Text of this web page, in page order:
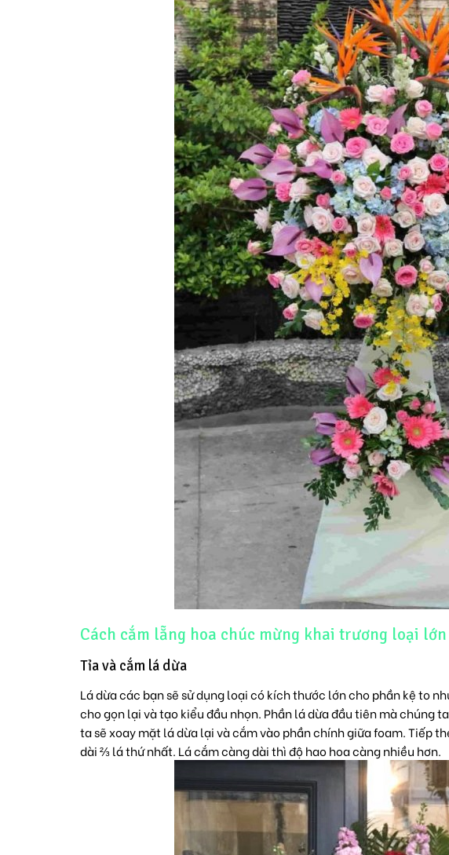
Cách cắm lẵng hoa chúc mừng khai trương loại lớn
Tỉa và cắm lá dừa
Lá dừa các bạn sẽ sử dụng loại có kích thước lớn cho phần kệ to
cho gọn lại và tạo kiểu đầu nhọn. Phần lá dừa đầu tiên mà chúng
ta sẽ xoay mặt lá dừa lại và cắm vào phần chính giữa foam. Tiếp
dài ⅔ lá thứ nhất. Lá cắm càng dài thì độ hao hoa càng nhiều hơn.